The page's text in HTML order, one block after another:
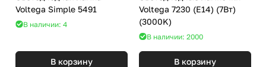
Voltega Simple 5491
В наличии: 4
В корзину
Voltega 7230 (E14) (7Вт)
(3000K)
В наличии: 2000
В корзину